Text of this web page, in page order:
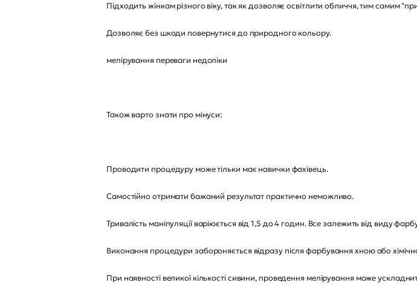
Підходить жінкам різного віку, так як дозволяє освітлити обличчя, тим самим
Дозволяє без шкоди повернутися до природного кольору.
мелірування переваги недоліки
Також варто знати про мінуси:
Проводити процедуру може тільки має навички фахівець.
Самостійно отримати бажаний результат практично неможливо.
Тривалість маніпуляції варіюється від 1,5 до 4 годин. Все залежить від виду
Виконання процедури забороняється відразу після фарбування хною або
При наявності великої кількості сивини, проведення мелірування може